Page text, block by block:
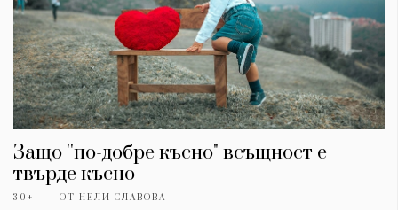
Защо ''по-добре късно" всъщност е
твърде късно
30+ ОТ НЕЛИ СЛАВОВА